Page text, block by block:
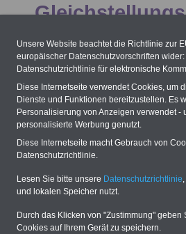
Art. 5 Inhalt des
Art. 6
Abschnitt II
Förderung der
Unsere Website beachtet die Richtlinie zur
europäischer Datenschutzvorschriften
Datenschutzrichtlinie für elektronische
Diese Internetseite verwendet Cookies, um
Dienste und Funktionen bereitzustellen. Es
Personalisierung von Anzeigen verwendet
personalisierte Werbung genutzt.
Diese Internetseite macht Gebrauch von
Datenschutzrichtlinie.
Lesen Sie bitte unsere Datenschutzrichtlinie
und lokalen Speicher nutzt.
Durch das Klicken von "Zustimmung"
Cookies auf Ihrem Gerät zu speichern.